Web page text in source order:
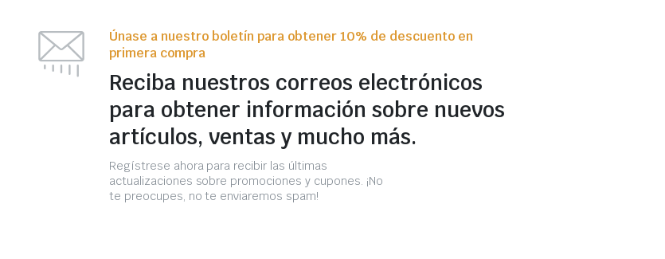
Únase a nuestro boletín para obtener 10% de descuento en
primera compra
Reciba nuestros correos electrónicos
para obtener información sobre nuevos
artículos, ventas y mucho más.
Regístrese ahora para recibir las últimas
actualizaciones sobre promociones y cupones. ¡No
te preocupes, no te enviaremos spam!